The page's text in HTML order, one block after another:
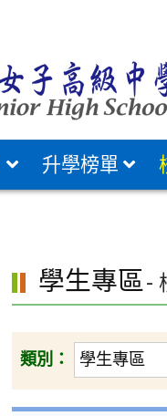
升學榜單
學生專區-
類別：